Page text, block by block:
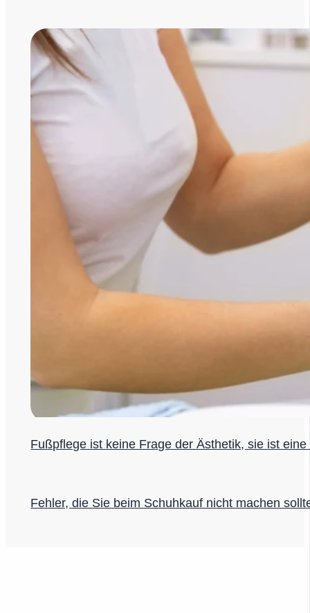
Fußpflege ist keine Frage der Ästhetik, sie ist
Fehler, die Sie beim Schuhkauf nicht machen